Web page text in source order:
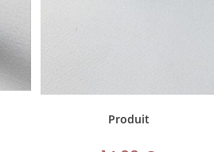
Produit